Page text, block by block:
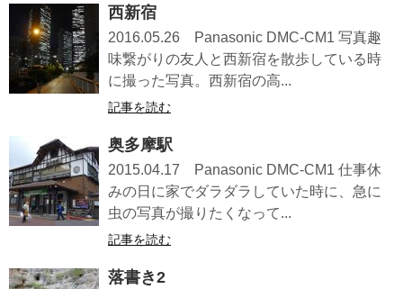
西新宿
2016.05.26 Panasonic DMC-CM1 写真趣
味繋がりの友人と西新宿を散歩している時
に撮った写真。西新宿の高...
記事を読む
奥多摩駅
2015.04.17 Panasonic DMC-CM1 仕事休
みの日に家でダラダラしていた時に、急に
虫の写真が撮りたくなって...
記事を読む
落書き2